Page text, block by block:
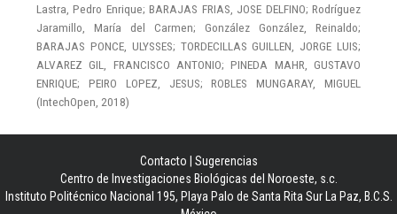
Lastra, Pedro Enrique;BARAJAS FRIAS, JOSE DELFINO;Rodríguez
Jaramillo, María del Carmen; González González, Reinaldo;
BARAJAS PONCE, ULYSSES; TORDECILLAS GUILLEN, JORGE LUIS;
ALVAREZ GIL, FRANCISCO ANTONIO;PINEDA MAHR, GUSTAVO
ENRIQUE; PEIRO LOPEZ, JESUS;ROBLES MUNGARAY, MIGUEL
(IntechOpen 2018)
Contacto
Sugerencias
Centro de Investigaciones Biológicas del Noroeste, s.c.
Instituto Politécnico Nacional 195, Playa Palo de Santa Rita Sur La Paz, B.C.S.